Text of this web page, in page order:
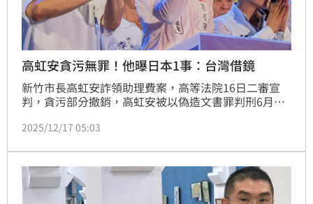
高虹安貪污無罪！他曝日本1事：台灣借鏡
新竹市長高虹安詐領助理費案，高等法院16日二審宣
判，貪污部分撤銷，高虹安被以偽造文書罪判刑6月，
資深媒體人矢板明夫表示，可以從三個層面思考，並提
驗，或許值得台灣借鏡。」
2025/12/17 05:03